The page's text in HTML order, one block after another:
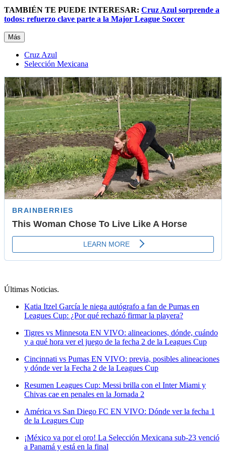
TAMBIÉN TE PUEDE INTERESAR: Cruz Azul sorprende a
todos: refuerzo clave parte a la Major League Soccer
Más
Cruz Azul
Selección Mexicana
Últimas Noticias.
Katia Itzel García le niega autógrafo a fan de Pumas en
Leagues Cup: ¿Por qué rechazó firmar la playera?
Tigres vs Minnesota EN VIVO: alineaciones, dónde, cuándo
y a qué hora ver el juego de la fecha 2 de la Leagues Cup
Cincinnati vs Pumas EN VIVO: previa, posibles alineaciones
y dónde ver la Fecha 2 de la Leagues Cup
Resumen Leagues Cup: Messi brilla con el Inter Miami y
Chivas cae en penales en la Jornada 2
América vs San Diego FC EN VIVO: Dónde ver la fecha 1
de la Leagues Cup
¡México va por el oro! La Selección Mexicana sub-23 venció
a Panamá y está en la final